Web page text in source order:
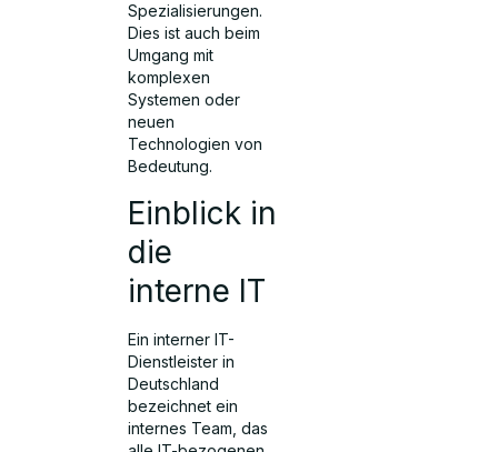
Spezialisierungen.
Dies ist auch beim
Umgang mit
komplexen
Systemen oder
neuen
Technologien von
Bedeutung.
Einblick in
die
interne IT
Ein interner IT-
Dienstleister in
Deutschland
bezeichnet ein
internes Team, das